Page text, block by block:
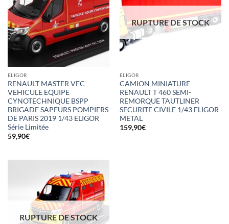
ELIGOR
RENAULT MASTER VEC
VEHICULE EQUIPE
CYNOTECHNIQUE BSPP
BRIGADE SAPEURS POMPIERS
DE PARIS 2019 1/43 ELIGOR
Série Limitée
59,90€
RUPTURE DE STOCK
ELIGOR
CAMION MINIATURE
RENAULT T 460 SEMI-
REMORQUE TAUTLINER
SECURITE CIVILE 1/43 ELIGOR
METAL
159,90€
RUPTURE DE STOCK